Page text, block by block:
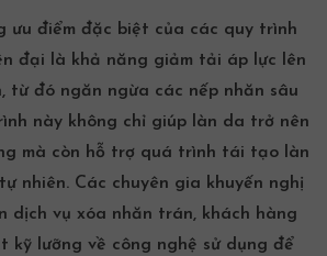
ưu điểm đặc biệt của các quy trình
đại là khả năng giảm tải áp lực lên
từ đó ngăn ngừa các nếp nhăn sâu
này không chỉ giúp làn da trở nên
mà còn hỗ trợ quá trình tái tạo làn
nhiên. Các chuyên gia khuyến nghị
dịch vụ xóa nhăn trán, khách hàng
kỹ lưỡng về công nghệ sử dụng để